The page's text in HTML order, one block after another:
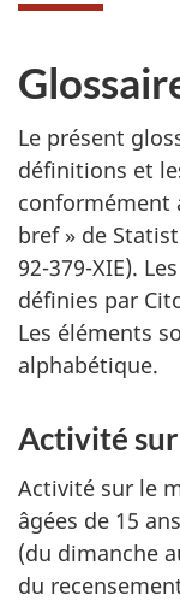
Le présent
définitions et
conformément
bref » de
92-379-XIE).
définies par
Les éléments
alphabétique.
Activité
Activité sur le
âgées de 15
(du dimanche
du